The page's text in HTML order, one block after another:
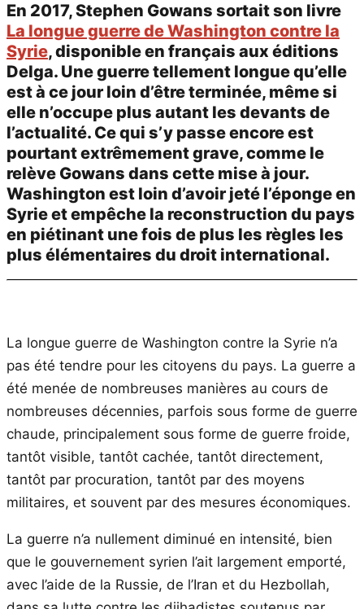
En 2017, Stephen Gowans sortait son livre
La longue guerre de Washington contre la
Syrie, disponible en français aux éditions
Delga. Une guerre tellement longue qu’elle
est à ce jour loin d’être terminée, même si
elle n’occupe plus autant les devants de
l’actualité. Ce qui s’y passe encore est
pourtant extrêmement grave, comme le
relève Gowans dans cette mise à jour.
Washington est loin d’avoir jeté l’éponge en
Syrie et empêche la reconstruction du pays
en piétinant une fois de plus les règles les
plus élémentaires du droit international.
La longue guerre de Washington contre la Syrie n’a
pas été tendre pour les citoyens du pays. La guerre a
été menée de nombreuses manières au cours de
nombreuses décennies, parfois sous forme de guerre
chaude, principalement sous forme de guerre froide,
tantôt visible, tantôt cachée, tantôt directement,
tantôt par procuration, tantôt par des moyens
militaires, et souvent par des mesures économiques.
La guerre n’a nullement diminué en intensité, bien
que le gouvernement syrien l’ait largement emporté,
avec l’aide de la Russie, de l’Iran et du Hezbollah,